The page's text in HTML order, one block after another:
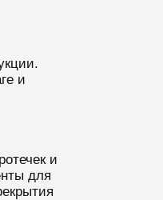
и
и
для